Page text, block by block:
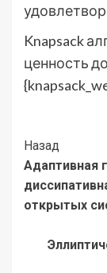
Knapsack
ценность
Post
Назад
Адаптивная
открытых